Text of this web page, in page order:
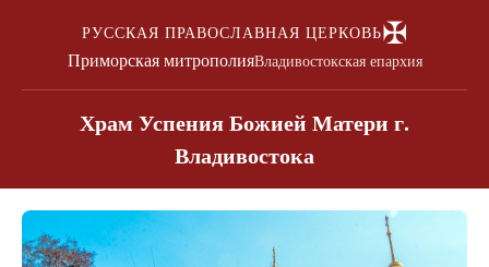
РУССКАЯ ПРАВОСЛАВНАЯ ЦЕРКОВЬ✠
Приморская митрополияВладивостокская епархия
Храм Успения Божией Матери г.
Владивостока